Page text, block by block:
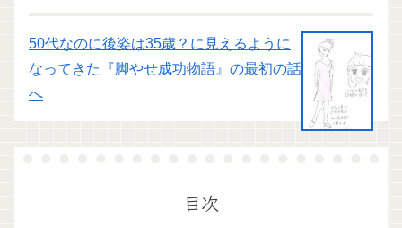
50代なのに後姿は35歳？に見えるように
なってきた『脚やせ成功物語』の最初の話
へ
目次